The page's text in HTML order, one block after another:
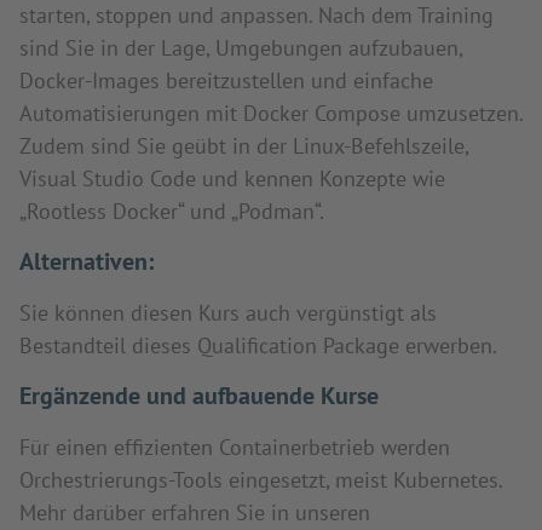
starten, stoppen und anpassen. Nach dem Training
sind Sie in der Lage, Umgebungen aufzubauen,
Docker-Images bereitzustellen und einfache
Automatisierungen mit Docker Compose umzusetzen.
Zudem sind Sie geübt in der Linux-Befehlszeile,
Visual Studio Code und kennen Konzepte wie
„Rootless Docker“ und „Podman“.
Alternativen:
Sie können diesen Kurs auch vergünstigt als
Bestandteil dieses Qualification Package erwerben.
Ergänzende und aufbauende Kurse
Für einen effizienten Containerbetrieb werden
Orchestrierungs-Tools eingesetzt, meist Kubernetes.
Mehr darüber erfahren Sie in unseren